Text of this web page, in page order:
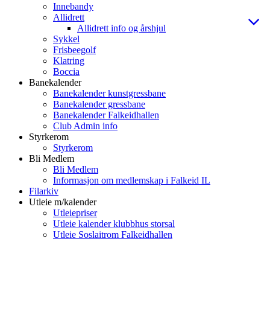
Innebandy
Allidrett
Allidrett info og årshjul
Sykkel
Frisbeegolf
Klatring
Boccia
Banekalender
Banekalender kunstgressbane
Banekalender gressbane
Banekalender Falkeidhallen
Club Admin info
Styrkerom
Styrkerom
Bli Medlem
Bli Medlem
Informasjon om medlemskap i Falkeid IL
Filarkiv
Utleie m/kalender
Utleiepriser
Utleie kalender klubbhus storsal
Utleie Soslaitrom Falkeidhallen